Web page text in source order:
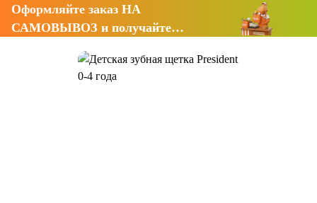
Оформляйте заказ НА
САМОВЫВОЗ и получайте